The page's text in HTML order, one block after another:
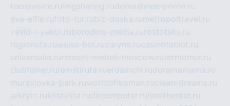
teensvoice.ru imgsharing.rudomashnee-porno.ru
eva-elfie.rufoto-tur.rubiz-doska.ru metropoltravel.ru
veslo-i-yakor.ruborodino-media.ru rostotsky.ru
regionufa.ruweiss-bet.ruzaryna.rucasinotablet.ru
universalia.ru remont-mebeli-moscow.rutermomur.ru
clubfisher.ru remstirufa.ruerdamchi.rudoramamama.ru
muraviovka-park.ruworldofwoman.ruclean-dreams.ru
arkrym.rukristinita.rudircomputer.ru healthenter.ru